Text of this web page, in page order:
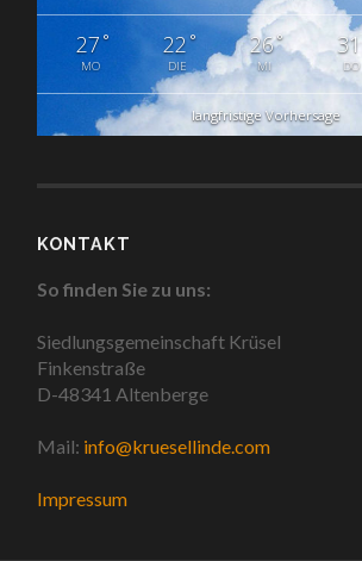
27°
MO
22 °
DIE
26°
MI
31
DO
langfristige Vorhersage
KONTAKT
So finden Sie zu uns:
Siedlungsgemeinschaft Krüsel
Finkenstraße
D-48341 Altenberge
Mail: info@kruesellinde.com
Impressum